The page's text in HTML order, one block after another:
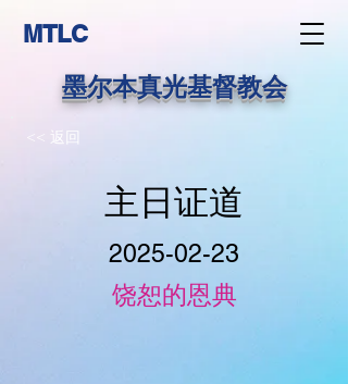
MTLC
墨尔本真光基督教会
<< 返回
主日证道
2025-02-23
饶恕的恩典